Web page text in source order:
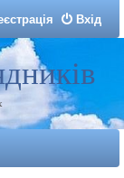
Вхід
єстрація